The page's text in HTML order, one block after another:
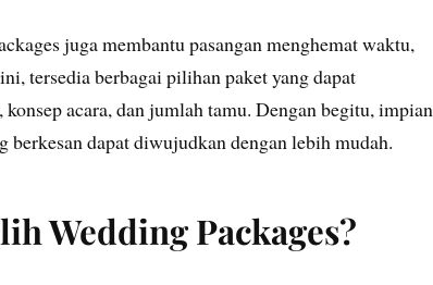
juga membantu pasangan menghemat waktu,
tersedia berbagai pilihan paket yang dapat
acara, dan jumlah tamu. Dengan begitu, impian
berkesan dapat diwujudkan dengan lebih mudah.
Wedding Packages?